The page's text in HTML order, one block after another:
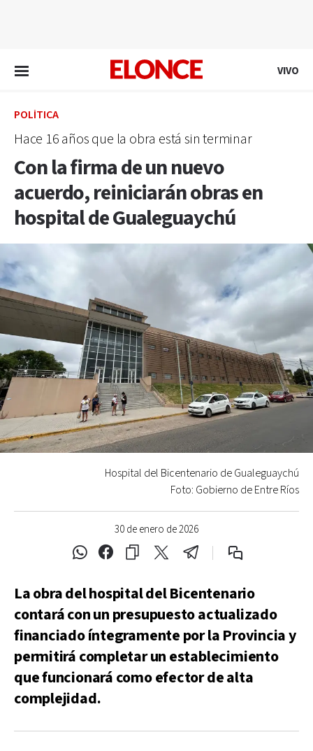
VIVO
POLÍTICA
Hace 16 años que la obra está sin terminar
Con la firma de un nuevo
acuerdo, reiniciarán obras en
hospital de Gualeguaychú
30 de enero de 2026
Hospital del Bicentenario de Gualeguaychú
Foto: Gobierno de Entre Ríos
La obra del hospital del Bicentenario
contará con un presupuesto actualizado
financiado íntegramente por la Provincia y
permitirá completar un establecimiento
que funcionará como efector de alta
complejidad.